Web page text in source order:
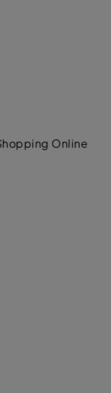
Online